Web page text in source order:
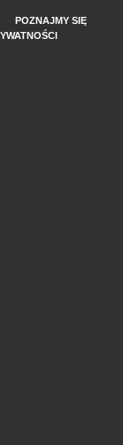
POZNAJMY SIĘ